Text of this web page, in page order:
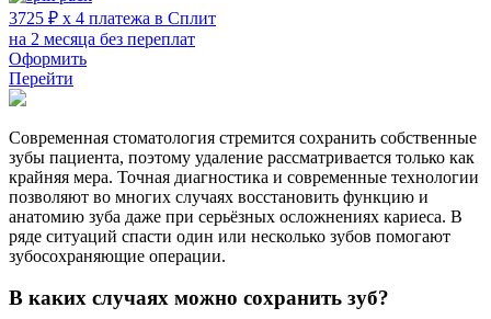
3725 ₽ x 4 платежа в Сплит
на 2 месяца без переплат
Оформить
Перейти
Современная стоматология стремится сохранить собственные
зубы пациента, поэтому удаление рассматривается только как
крайняя мера. Точная диагностика и современные технологии
позволяют во многих случаях восстановить функцию и
анатомию зуба даже при серьёзных осложнениях кариеса. В
ряде ситуаций спасти один или несколько зубов помогают
зубосохраняющие операции.
В каких случаях можно сохранить зуб?